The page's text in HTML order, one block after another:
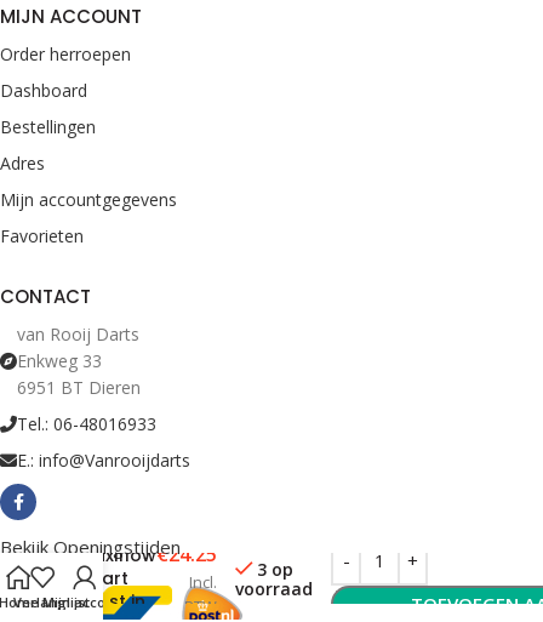
MIJN ACCOUNT
Order herroepen
Dashboard
Bestellingen
Adres
Mijn accountgegevens
Favorieten
CONTACT
van Rooij Darts
Enkweg 33
6951 BT Dieren
Tel.: 06-48016933
E.: info@Vanrooijdarts
Bekijk Openingstijden
Maxiflow
zwart
(12 st in
€24.25
Incl.
BTW
3 op
voorraad
TOEVOEGEN
Verlanglijst
Mijn account